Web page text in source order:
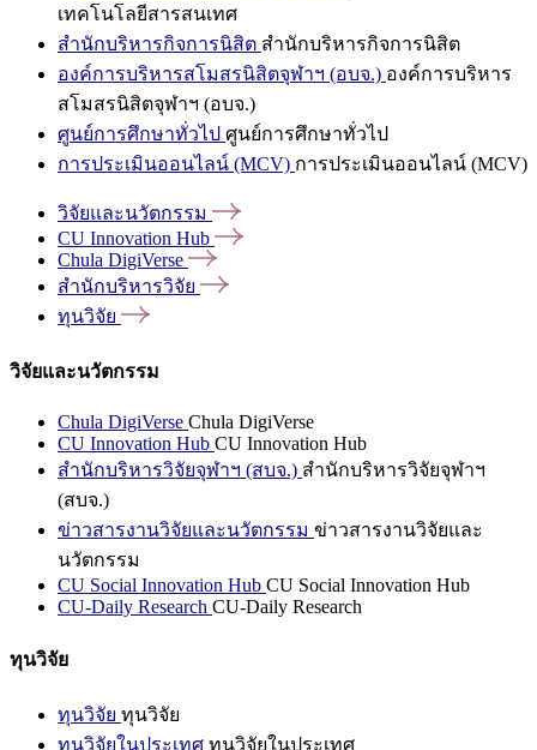
เทคโนโลยีสารสนเทศ
สำนักบริหารกิจการนิสิต สำนักบริหารกิจการนิสิต
องค์การบริหารสโมสรนิสิตจุฬาฯ (อบจ.) องค์การบริหาร
สโมสรนิสิตจุฬาฯ (อบจ.)
ศูนย์การศึกษาทั่วไป ศูนย์การศึกษาทั่วไป
การประเมินออนไลน์ (MCV) การประเมินออนไลน์ (MCV)
วิจัยและนวัตกรรม
CU Innovation Hub
Chula DigiVerse
สำนักบริหารวิจัย
ทุนวิจัย
วิจัยและนวัตกรรม
Chula DigiVerse Chula DigiVerse
CU Innovation Hub CU Innovation Hub
สำนักบริหารวิจัยจุฬาฯ (สบจ.) สำนักบริหารวิจัยจุฬาฯ
(สบจ.)
ข่าวสารงานวิจัยและนวัตกรรม ข่าวสารงานวิจัยและ
นวัตกรรม
CU Social Innovation Hub CU Social Innovation Hub
CU-Daily Research CU-Daily Research
ทุนวิจัย
ทุนวิจัย ทุนวิจัย
ทุนวิจัยในประเทศ ทุนวิจัยในประเทศ